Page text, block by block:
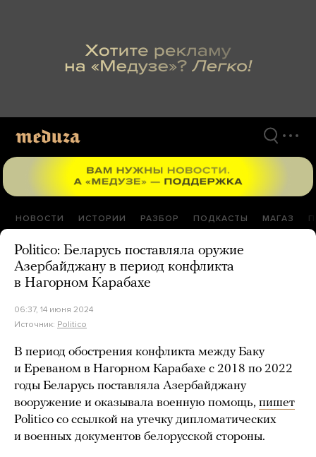
НОВОСТИ ИСТОРИИ РАЗБОР ПОДКАСТЫ МАГАЗ
Politico: Беларусь поставляла оружие
Азербайджану в период конфликта
в Нагорном Карабахе
06:37, 14 июня 2024
Источник: Politico
В период обострения конфликта между Баку
и Ереваном в Нагорном Карабахе с 2018 по 2022
годы Беларусь поставляла Азербайджану
вооружение и оказывала военную помощь, пишет
Politico со ссылкой на утечку дипломатических
и военных документов белорусской стороны.